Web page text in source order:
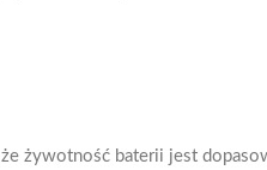
że żywotność baterii jest